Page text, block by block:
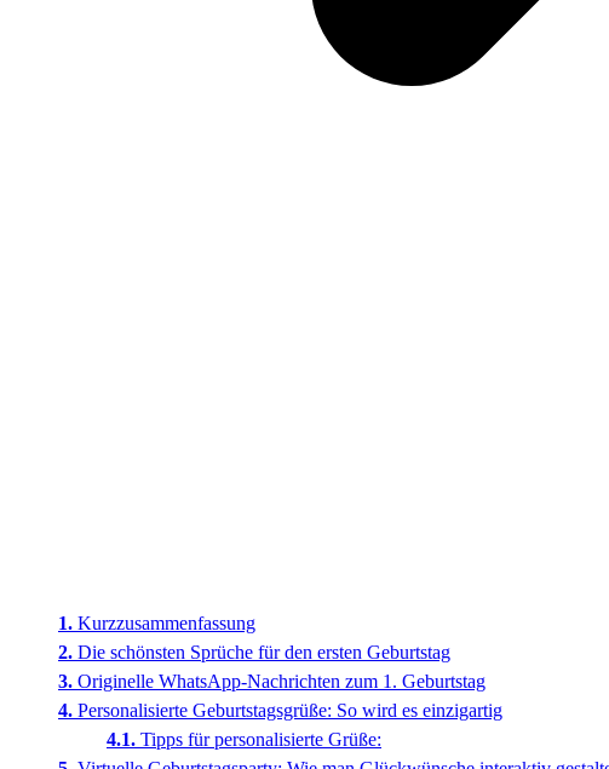
Kurzzusammenfassung
Die schönsten Sprüche für den ersten Geburtstag
Originelle WhatsApp-Nachrichten zum 1. Geburtstag
Personalisierte Geburtstagsgrüße: So wird es einzigartig
Tipps für personalisierte Grüße: